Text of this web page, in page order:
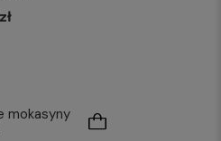
mokasyny